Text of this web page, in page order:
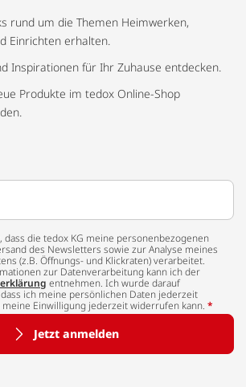
rund um die Themen Heimwerken,
Einrichten erhalten.
Inspirationen für Ihr Zuhause entdecken.
Produkte im tedox Online-Shop
dass die tedox KG meine personenbezogenen
des Newsletters sowie zur Analyse meines
(z.B. Öffnungs- und Klickraten) verarbeitet.
zur Datenverarbeitung kann ich der
entnehmen. Ich wurde darauf
ich meine persönlichen Daten jederzeit
Einwilligung jederzeit widerrufen kann. *
Jetzt anmelden